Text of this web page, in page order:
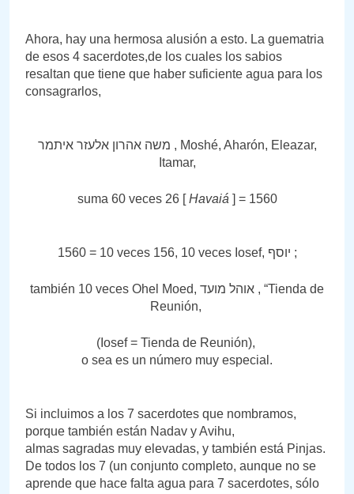
Ahora, hay una hermosa alusión a esto. La guematria
de esos 4 sacerdotes,de los cuales los sabios
resaltan que tiene que haber suficiente agua para los
consagrarlos,
משה אהרון אלעזר איתמר , Moshé, Aharón, Eleazar,
Itamar,
suma 60 veces 26 [Havaiá ] = 1560
1560 = 10 veces 156, 10 veces Iosef, יוסף ;
también 10 veces Ohel Moed, אוהל מועד , “Tienda de
Reunión,
(Iosef = Tienda de Reunión),
o sea es un número muy especial.
Si incluimos a los 7 sacerdotes que nombramos,
porque también están Nadav y Avihu,
almas sagradas muy elevadas, y también está Pinjas.
De todos los 7 (un conjunto completo, aunque no se
aprende que hace falta agua para 7 sacerdotes, sólo